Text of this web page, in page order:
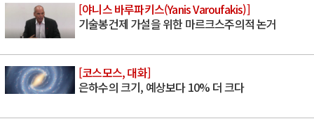
[야니스 바루파키스(Yanis Varoufakis)]
기술봉건제 가설을 위한 마르크스주의적 논거
[코스모스, 대화]
은하수의 크기, 예상보다 10% 더 크다